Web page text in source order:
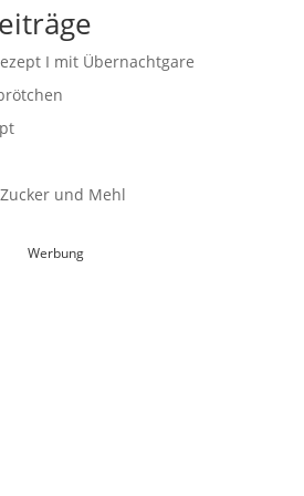
I mit Übernachtgare
und Mehl
Werbung